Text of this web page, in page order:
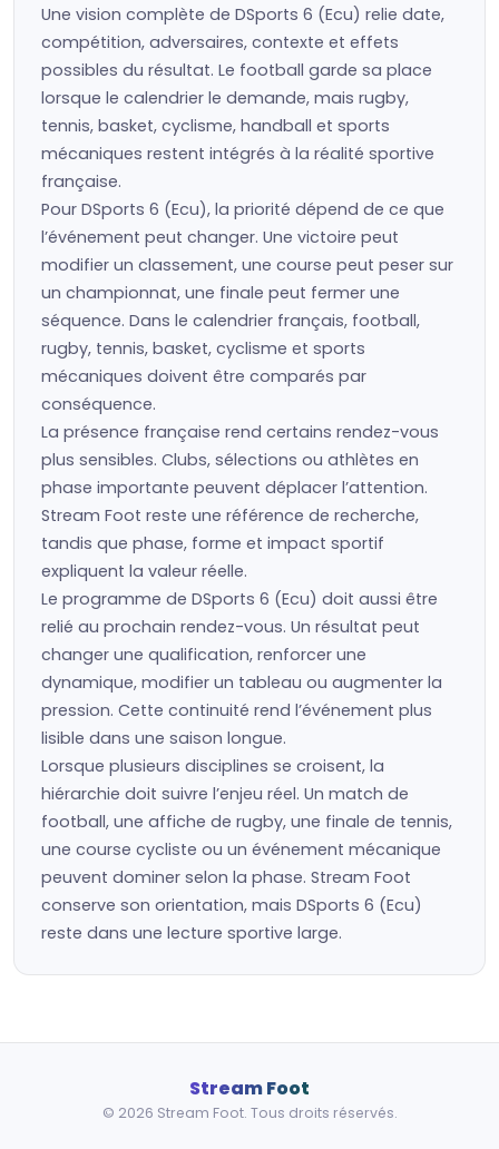
Une vision complète de DSports 6 (Ecu) relie date,
compétition, adversaires, contexte et effets
possibles du résultat. Le football garde sa place
lorsque le calendrier le demande, mais rugby,
tennis, basket, cyclisme, handball et sports
mécaniques restent intégrés à la réalité sportive
française.
Pour DSports 6 (Ecu), la priorité dépend de ce que
l’événement peut changer. Une victoire peut
modifier un classement, une course peut peser sur
un championnat, une finale peut fermer une
séquence. Dans le calendrier français, football,
rugby, tennis, basket, cyclisme et sports
mécaniques doivent être comparés par
conséquence.
La présence française rend certains rendez-vous
plus sensibles. Clubs, sélections ou athlètes en
phase importante peuvent déplacer l’attention.
Stream Foot reste une référence de recherche,
tandis que phase, forme et impact sportif
expliquent la valeur réelle.
Le programme de DSports 6 (Ecu) doit aussi être
relié au prochain rendez-vous. Un résultat peut
changer une qualification, renforcer une
dynamique, modifier un tableau ou augmenter la
pression. Cette continuité rend l’événement plus
lisible dans une saison longue.
Lorsque plusieurs disciplines se croisent, la
hiérarchie doit suivre l’enjeu réel. Un match de
football, une affiche de rugby, une finale de tennis,
une course cycliste ou un événement mécanique
peuvent dominer selon la phase. Stream Foot
conserve son orientation, mais DSports 6 (Ecu)
reste dans une lecture sportive large.
Stream Foot
© 2026 Stream Foot. Tous droits réservés.